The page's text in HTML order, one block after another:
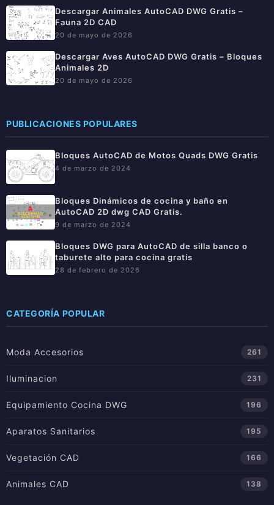
Descargar Animales AutoCAD DWG Gratis –
Fauna 2D CAD
20 de mayo de 2026
Descargar Aves AutoCAD DWG Gratis – Bloques
Animales 2D
20 de mayo de 2026
PUBLICACIONES POPULARES
Bloques AutoCAD de Motos Quads DWG Gratis
4 de marzo de 2024
Bloques Dinámicos de cocina y baño en
AutoCAD 2D dwg CAD Gratis.
9 de marzo de 2024
Bloques DWG para AutoCAD de silla banco o
taburete alto para cocina gratis
28 de febrero de 2026
CATEGORÍA POPULAR
Moda Accesorios 261
Iluminacion 231
Equipamiento Cocina DWG 196
Aparatos Sanitarios 195
Vegetación CAD 166
Animales CAD 138